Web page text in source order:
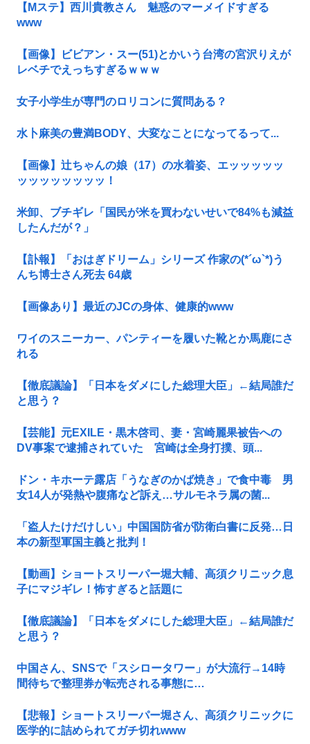
【Mステ】西川貴教さん 魅惑のマーメイドすぎる
www
【画像】ビビアン・スー(51)とかいう台湾の宮沢りえが
レベチでえっちすぎるｗｗｗ
女子小学生が専門のロリコンに質問ある？
水卜麻美の豊満BODY、大変なことになってるって...
【画像】辻ちゃんの娘（17）の水着姿、エッッッッッ
ッッッッッッッッ！
米卸、ブチギレ「国民が米を買わないせいで84%も減益
したんだが？」
【訃報】「おはぎドリーム」シリーズ 作家の(*´ω`*)う
んち博士さん死去 64歳
【画像あり】最近のJCの身体、健康的www
ワイのスニーカー、パンティーを履いた靴とか馬鹿にさ
れる
【徹底議論】「日本をダメにした総理大臣」←結局誰だ
と思う？
【芸能】元EXILE・黒木啓司、妻・宮崎麗果被告への
DV事案で逮捕されていた 宮崎は全身打撲、頭...
ドン・キホーテ露店「うなぎのかば焼き」で食中毒 男
女14人が発熱や腹痛など訴え…サルモネラ属の菌...
「盗人たけだけしい」中国国防省が防衛白書に反発…日
本の新型軍国主義と批判！
【動画】ショートスリーパー堀大輔、高須クリニック息
子にマジギレ！怖すぎると話題に
【徹底議論】「日本をダメにした総理大臣」←結局誰だ
と思う？
中国さん、SNSで「スシロータワー」が大流行→14時
間待ちで整理券が転売される事態に…
【悲報】ショートスリーパー堀さん、高須クリニックに
医学的に詰められてガチ切れwww